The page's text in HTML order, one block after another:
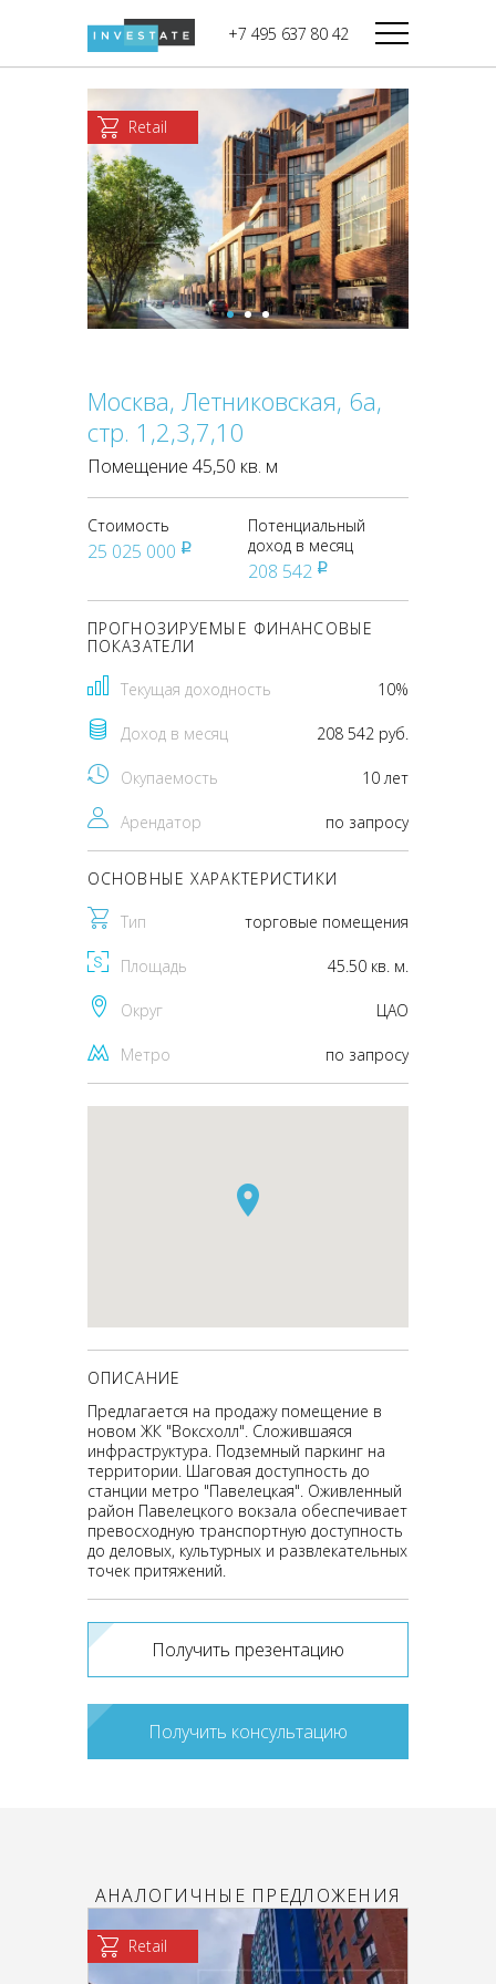
+7 495 637 80 42
Дикси
Мираторг
Магнолия
В башне
Башня Федерация-II
Башня Федерация-I
Восток
Город Столиц,
Северный блок
Город Столиц,
Южный блок
Retail
Москва, Летниковская, 6а,
стр. 1,2,3,7,10
Помещение 45,50 кв. м
Стоимость
25 025 000 pуб
Потенциальный
доход в месяц
208 542 pуб
ПРОГНОЗИРУЕМЫЕ ФИНАНСОВЫЕ
ПОКАЗАТЕЛИ
Текущая доходность 10%
Доход в месяц 208 542 руб.
Окупаемость 10 лет
Арендатор по запросу
ОСНОВНЫЕ ХАРАКТЕРИСТИКИ
Тип торговые помещения
Площадь 45.50 кв. м.
Округ ЦАО
Метро по запросу
ОПИСАНИЕ
Предлагается на продажу помещение в
новом ЖК "Воксхолл". Сложившаяся
инфраструктура. Подземный паркинг на
территории. Шаговая доступность до
станции метро "Павелецкая". Оживленный
район Павелецкого вокзала обеспечивает
превосходную транспортную доступность
до деловых, культурных и развлекательных
точек притяжений.
Получить презентацию
Получить консультацию
АНАЛОГИЧНЫЕ ПРЕДЛОЖЕНИЯ
Retail